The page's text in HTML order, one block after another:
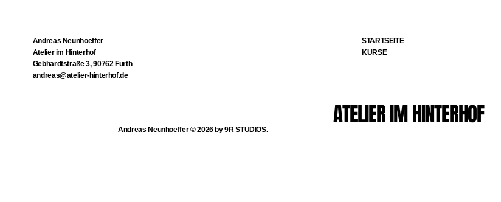
Andreas Neunhoeffer
Atelier im Hinterhof
Gebhardtstraße 3, 90762 Fürth
andreas@atelier-hinterhof.de
STARTSEITE
KURSE
ATELIER IM HINTERHOF
Andreas Neunhoeffer © 2026 by 9R STUDIOS.